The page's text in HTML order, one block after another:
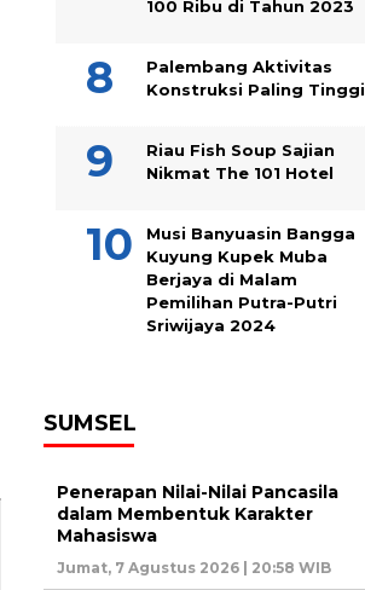
100 Ribu di Tahun 2023
Palembang Aktivitas
Konstruksi Paling Tinggi
Riau Fish Soup Sajian
Nikmat The 101 Hotel
Musi Banyuasin Bangga
Kuyung Kupek Muba
Berjaya di Malam
Pemilihan Putra-Putri
Sriwijaya 2024
SUMSEL
Penerapan Nilai-Nilai Pancasila
dalam Membentuk Karakter
Mahasiswa
Jumat, 7 Agustus 2026 | 20:58 WIB